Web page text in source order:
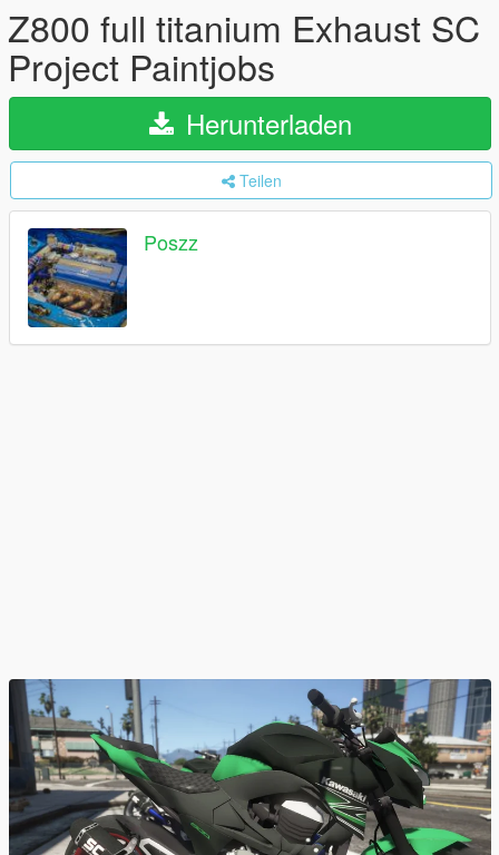
Z800 full titanium Exhaust SC
Project Paintjobs
Herunterladen
Teilen
Poszz